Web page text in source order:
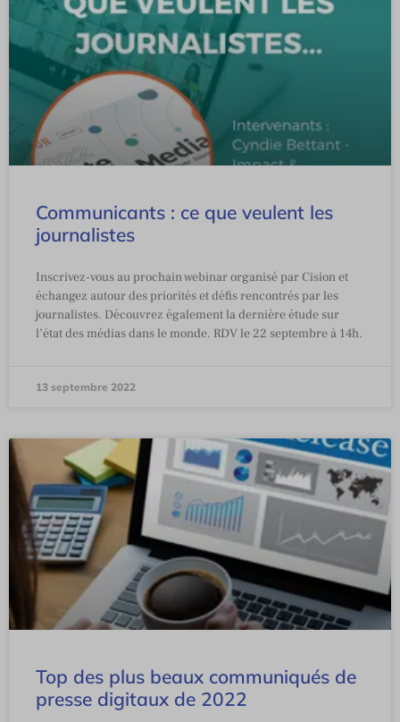
Communicants : ce que veulent les
journalistes
Inscrivez-vous au prochain webinar organisé par Cision et
échangez autour des priorités et défis rencontrés par les
journalistes. Découvrez également la dernière étude sur
l’état des médias dans le monde. RDV le 22 septembre à 14h.
13 septembre 2022
Top des plus beaux communiqués de
presse digitaux de 2022